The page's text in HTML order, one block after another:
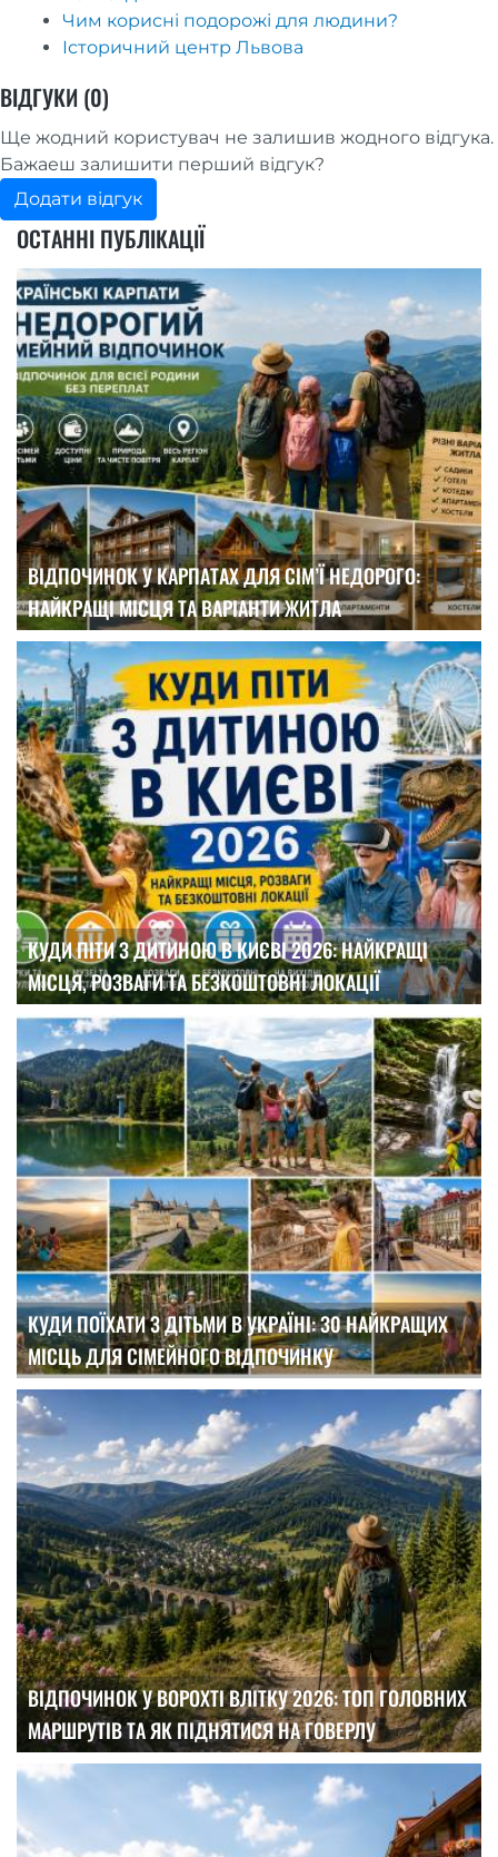
Чим корисні подорожі для людини?
Історичний центр Львова
ВІДГУКИ (0)
Ще жодний користувач не залишив жодного відгука.
Бажаеш залишити перший відгук?
Додати відгук
ОСТАННІ ПУБЛІКАЦІЇ
ВІДПОЧИНОК У КАРПАТАХ ДЛЯ СІМ’Ї НЕДОРОГО:
НАЙКРАЩІ МІСЦЯ ТА ВАРІАНТИ ЖИТЛА
КУДИ ПІТИ З ДИТИНОЮ В КИЄВІ 2026: НАЙКРАЩІ
МІСЦЯ, РОЗВАГИ ТА БЕЗКОШТОВНІ ЛОКАЦІЇ
КУДИ ПОЇХАТИ З ДІТЬМИ В УКРАЇНІ: 30 НАЙКРАЩИХ
МІСЦЬ ДЛЯ СІМЕЙНОГО ВІДПОЧИНКУ
ВІДПОЧИНОК У ВОРОХТІ ВЛІТКУ 2026: ТОП ГОЛОВНИХ
МАРШРУТІВ ТА ЯК ПІДНЯТИСЯ НА ГОВЕРЛУ